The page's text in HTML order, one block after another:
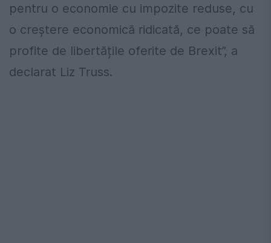
pentru o economie cu impozite reduse, cu
o creștere economică ridicată, ce poate să
profite de libertățile oferite de Brexit”, a
declarat Liz Truss.